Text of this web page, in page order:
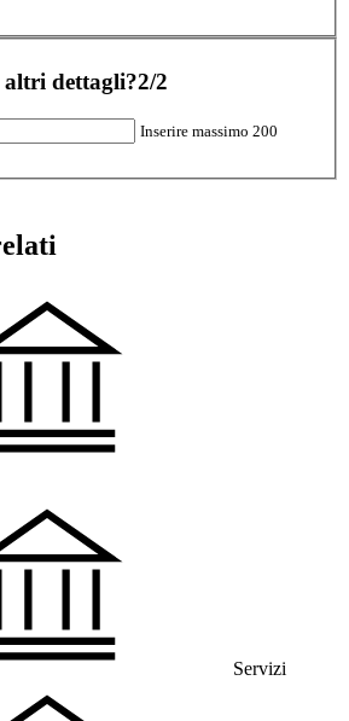
altri dettagli?2/2
Inserire massimo 200
Servizi